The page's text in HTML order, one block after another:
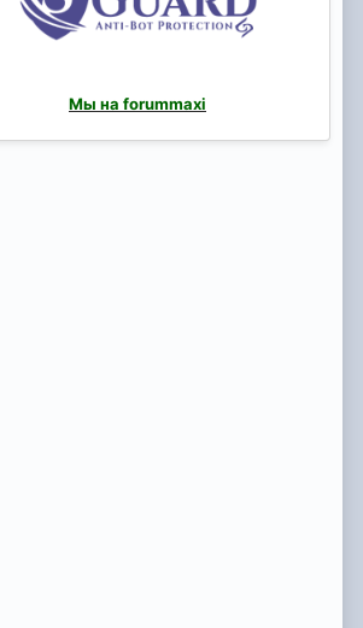
Мы на forummaxi